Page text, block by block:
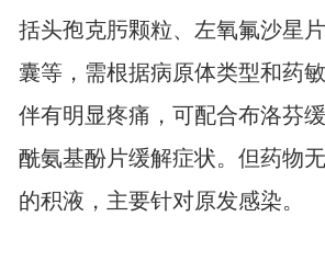
括头孢克肟颗粒、左氧氟沙星
囊等，需根据病原体类型和药
伴有明显疼痛，可配合布洛芬
酰氨基酚片缓解症状。但药物
的积液，主要针对原发感染。